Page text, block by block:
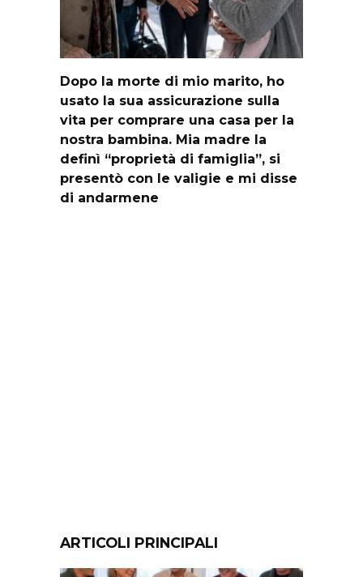
Dopo la morte di mio marito, ho
usato la sua assicurazione sulla
vita per comprare una casa per la
nostra bambina. Mia madre la
definì “proprietà di famiglia”, si
presentò con le valigie e mi disse
di andarmene
ARTICOLI PRINCIPALI